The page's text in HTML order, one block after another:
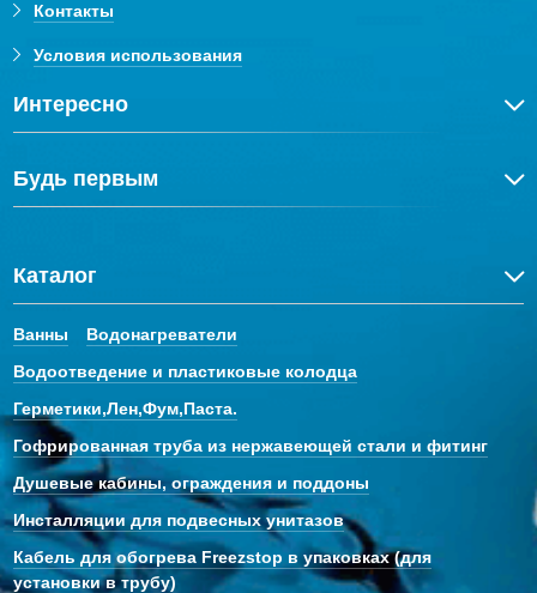
Контакты
Условия использования
Интересно
Будь первым
Каталог
Ванны
Водонагреватели
Водоотведение и пластиковые колодца
Герметики,Лен,Фум,Паста.
Гофрированная труба из нержавеющей стали и фитинг
Душевые кабины, ограждения и поддоны
Инсталляции для подвесных унитазов
Кабель для обогрева Freezstop в упаковках (для
установки в трубу)